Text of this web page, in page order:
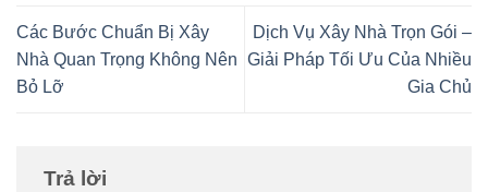
Các Bước Chuẩn Bị Xây
Nhà Quan Trọng Không Nên
Bỏ Lỡ
Dịch Vụ Xây Nhà Trọn Gói –
Giải Pháp Tối Ưu Của Nhiều
Gia Chủ
Trả lời